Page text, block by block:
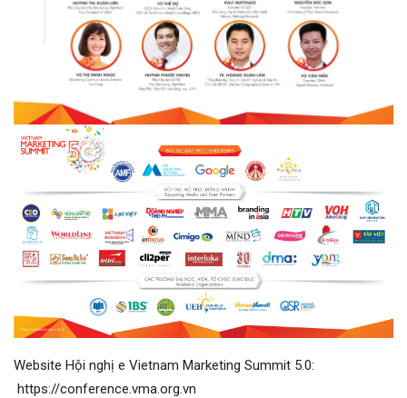
Website Hội nghị e Vietnam Marketing Summit 5.0:
https://conference.vma.org.vn